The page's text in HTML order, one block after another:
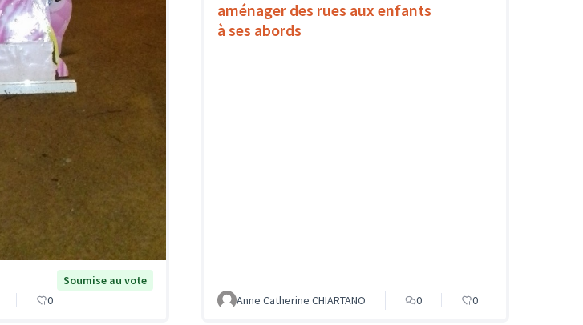
Soumise au vote
0
aménager des rues aux enfants
à ses abords
Anne Catherine CHIARTANO 0 0